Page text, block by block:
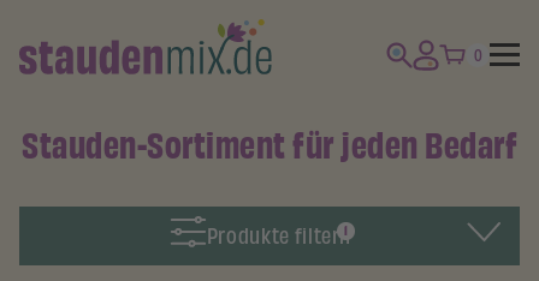
0
Stauden-Sortiment für jeden Bedarf
Produkte filtern
1